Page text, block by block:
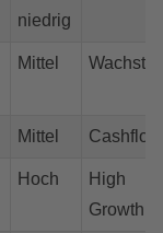
niedrig
Mittel
Mittel Cashflow
Hoch
High
Growth